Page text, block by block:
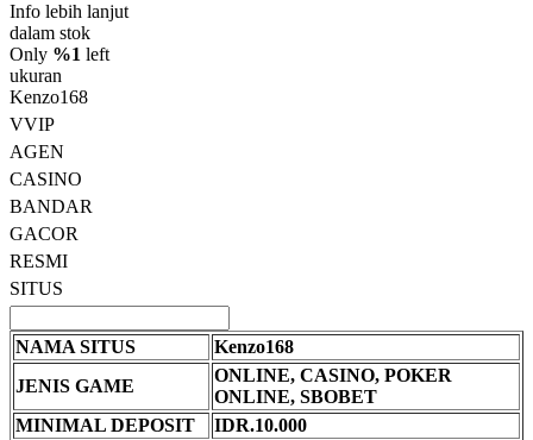
rating
rata-
rata.
Read
13
Reviews.
Tautan
halaman
yang
sama.
Info lebih lanjut
dalam stok
Only %1 left
ukuran
Kenzo168
VVIP
AGEN
CASINO
BANDAR
GACOR
RESMI
SITUS
NAMA SITUS
Kenzo168
JENIS GAME
ONLINE, CASINO, POKER
ONLINE, SBOBET
MINIMAL DEPOSIT
IDR.10.000